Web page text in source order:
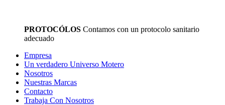
PROTOCÓLOS Contamos con un protocolo sanitario
adecuado
Empresa
Un verdadero Universo Motero
Nosotros
Nuestras Marcas
Contacto
Trabaja Con Nosotros